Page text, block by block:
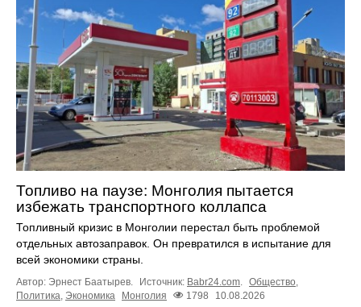
Топливо на паузе: Монголия пытается
избежать транспортного коллапса
Топливный кризис в Монголии перестал быть проблемой
отдельных автозаправок. Он превратился в испытание для
всей экономики страны.
Автор: Эрнест Баатырев. Источник: Babr24.com Общество
Политика Экономика Монголия 1798 10.08.2026